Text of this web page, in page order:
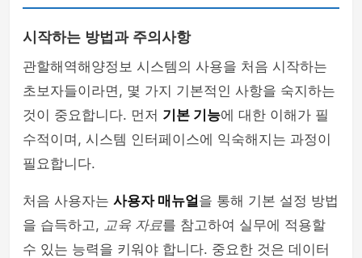
시작하는 방법과 주의사항
관할해역해양정보 시스템의 사용을 처음 시작하는
초보자들이라면, 몇 가지 기본적인 사항을 숙지하는
것이 중요합니다. 먼저 기본 기능에 대한 이해가 필
수적이며, 시스템 인터페이스에 익숙해지는 과정이
필요합니다.
처음 사용자는 사용자 매뉴얼을 통해 기본 설정 방법
을 습득하고, 교육 자료를 참고하여 실무에 적용할
수 있는 능력을 키워야 합니다. 중요한 것은 데이터